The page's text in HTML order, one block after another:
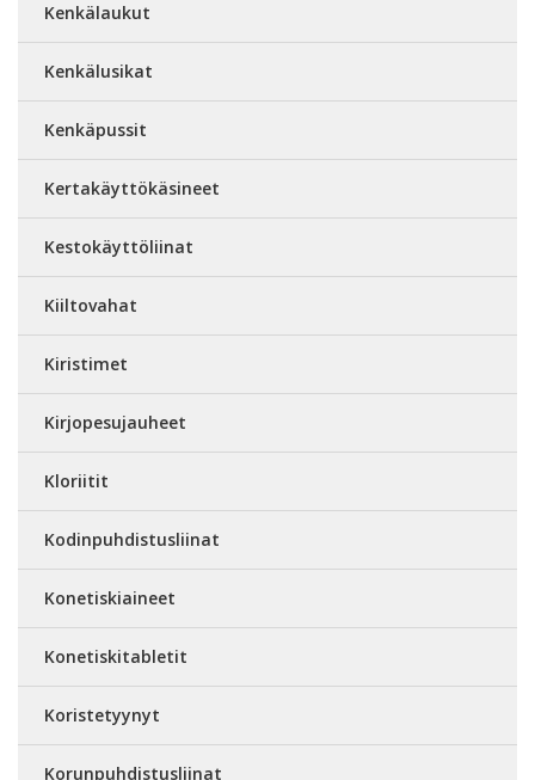
Kenkälaukut
Kenkälusikat
Kenkäpussit
Kertakäyttökäsineet
Kestokäyttöliinat
Kiiltovahat
Kiristimet
Kirjopesujauheet
Kloriitit
Kodinpuhdistusliinat
Konetiskiaineet
Konetiskitabletit
Koristetyynyt
Korunpuhdistusliinat